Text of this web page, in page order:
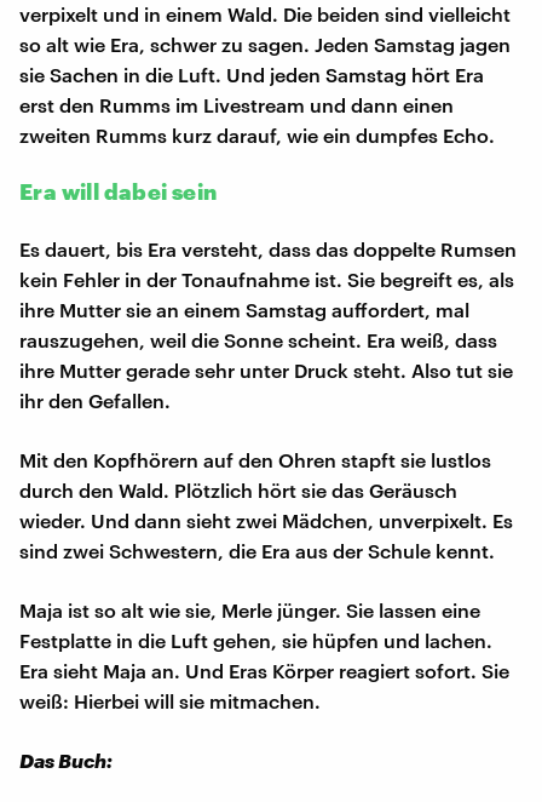
verpixelt und in einem Wald. Die beiden sind vielleicht
so alt wie Era, schwer zu sagen. Jeden Samstag jagen
sie Sachen in die Luft. Und jeden Samstag hört Era
erst den Rumms im Livestream und dann einen
zweiten Rumms kurz darauf, wie ein dumpfes Echo.
Era will dabei sein
Es dauert, bis Era versteht, dass das doppelte Rumsen
kein Fehler in der Tonaufnahme ist. Sie begreift es, als
ihre Mutter sie an einem Samstag auffordert, mal
rauszugehen, weil die Sonne scheint. Era weiß, dass
ihre Mutter gerade sehr unter Druck steht. Also tut sie
ihr den Gefallen.
Mit den Kopfhörern auf den Ohren stapft sie lustlos
durch den Wald. Plötzlich hört sie das Geräusch
wieder. Und dann sieht zwei Mädchen, unverpixelt. Es
sind zwei Schwestern, die Era aus der Schule kennt.
Maja ist so alt wie sie, Merle jünger. Sie lassen eine
Festplatte in die Luft gehen, sie hüpfen und lachen.
Era sieht Maja an. Und Eras Körper reagiert sofort. Sie
weiß: Hierbei will sie mitmachen.
Das Buch: